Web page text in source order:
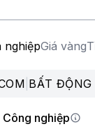
nghiệpGiá vàng
BẤT ĐỘNG
Công nghiệp